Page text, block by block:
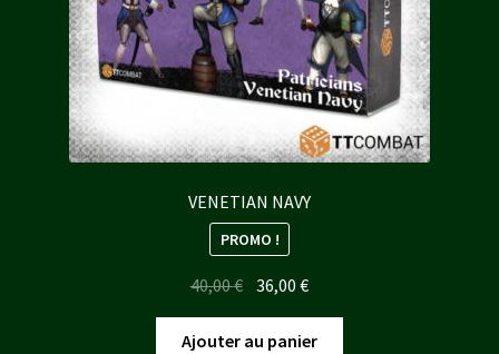
VENETIAN NAVY
PROMO !
40,00€ Le
initial
36,00€Le
actuel
Ajouter au panier